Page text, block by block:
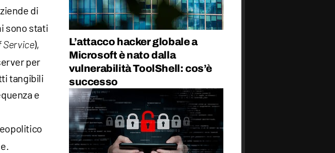
di
sono stati
Service),
per
tangibili
e
L’attacco hacker globale a
Microsoft è nato dalla
vulnerabilità ToolShell: cos’è
successo